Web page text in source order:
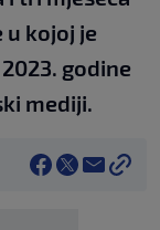
u kojoj je
godine
mediji.